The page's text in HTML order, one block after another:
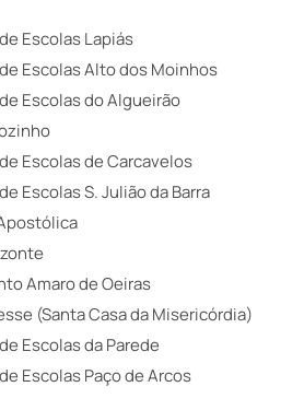
Escolas Lapiás
Escolas Alto dos Moinhos
Escolas do Algueirão
Escolas de Carcavelos
Escolas S. Julião da Barra
Amaro de Oeiras
(Santa Casa da Misericórdia)
Escolas da Parede
Escolas Paço de Arcos